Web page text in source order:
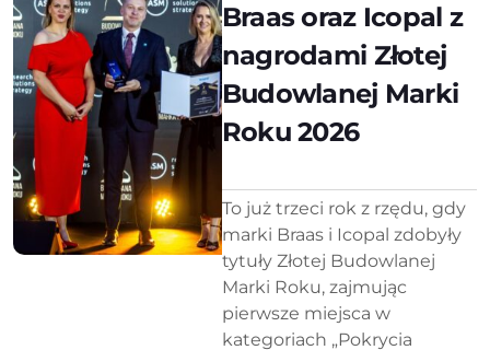
Braas oraz Icopal z
nagrodami Złotej
Budowlanej Marki
Roku 2026
To już trzeci rok z rzędu, gdy
marki Braas i Icopal zdobyły
tytuły Złotej Budowlanej
Marki Roku, zajmując
pierwsze miejsca w
kategoriach „Pokrycia